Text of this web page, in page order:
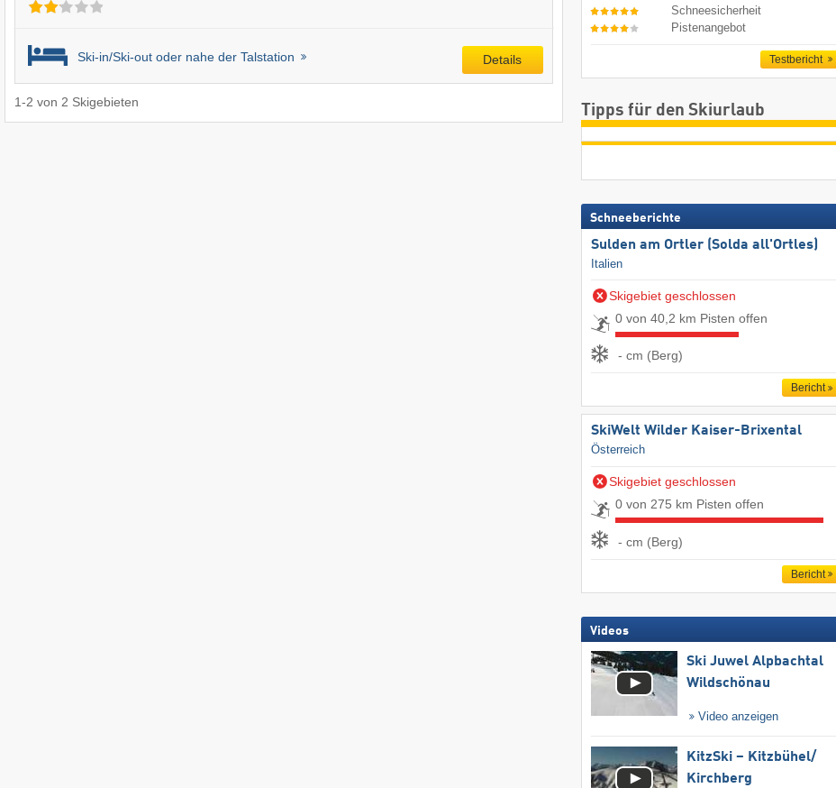
Ski-in/Ski-out oder nahe der Talstation Details
1-2 von 2 Skigebieten
Schneesicherheit
Pistenangebot
Testbericht
Tipps für den Skiurlaub
Schneeberichte
Sulden am Ortler (Solda all'Ortles)
Italien
Skigebiet geschlossen
0 von 40,2 km Pisten offen
- cm (Berg)
Bericht
SkiWelt Wilder Kaiser-Brixental
Österreich
Skigebiet geschlossen
0 von 275 km Pisten offen
- cm (Berg)
Bericht
Videos
Ski Juwel Alpbachtal
Wildschönau
Video anzeigen
KitzSki – Kitzbühel/​
Kirchberg